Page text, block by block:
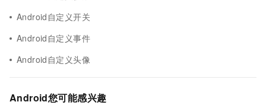
Android自定义开关
Android自定义事件
Android自定义头像
Android您可能感兴趣